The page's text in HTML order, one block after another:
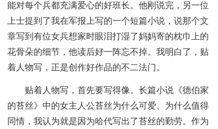
能对每个兵都充满爱心的好班长。他刚说完，另一位
上士提到了我在军报上写的一个短篇小说，说那个文
章写到有位女兵想家时眼泪打湿了妈妈寄的枕巾上的
花骨朵的细节，他读后好一阵忘不掉。我明白了，贴
着人物写，正是创作好作品的不二法门。
贴着人物写，首先要写得像。长篇小说《德伯家
的苔丝》中的女主人公苔丝为什么可爱、为什么值得
同情，我认为就是因为哈代写出了苔丝的勤劳。作为